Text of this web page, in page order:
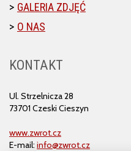
GALERIA ZDJĘĆ
O NAS
KONTAKT
Ul. Strzelnicza 28
73701 Czeski Cieszyn
www.zwrot.cz
E-mail: info@zwrot.cz